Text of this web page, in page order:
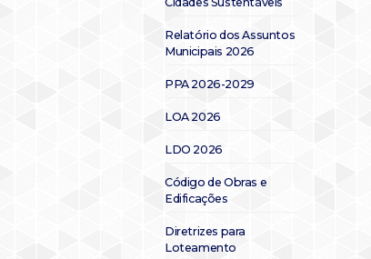
Relatório dos Assuntos
Municipais 2026
PPA 2026-2029
LOA 2026
LDO 2026
Código de Obras e
Edificações
Diretrizes para
Loteamento